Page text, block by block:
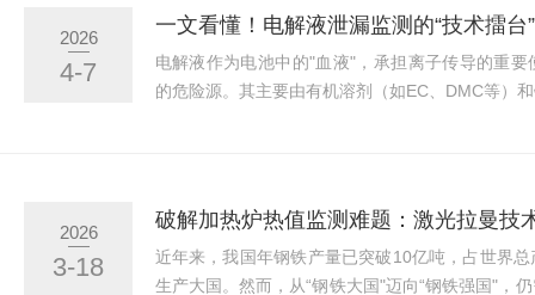
高焦油、高粉尘、高湿等特征，严苛的工况使传
塞、传感器污染、测量数据滞后或失真等严峻挑战
2026
4-7
一文看懂！电解液泄漏监测的“技术擂台”
电解液作为电池中的"血液"，承担离子传导的重
的危险源。其主要由有机溶剂（如EC、DMC等）
液易被点燃，并在热失控链式反应中成为"燃料队
实时、精准地监测电解液泄漏，是遏制锂电池安...
2026
3-18
近年来，我国年钢铁产量已突破10亿吨，占世界
生产大国。然而，从“钢铁大国"迈向“钢铁强国"，